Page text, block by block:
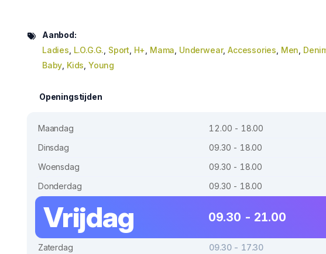
Aanbod:
Ladies L.O.G.G. Sport H+ Mama Underwear,Accessories Men
Baby Kids Young
Openingstijden
Maandag
12.00 - 18.00
Dinsdag
09.30 - 18.00
Woensdag
09.30 - 18.00
Donderdag
09.30 - 18.00
Vrijdag 09.30 - 21.00
Zaterdag
09.30 - 17.30